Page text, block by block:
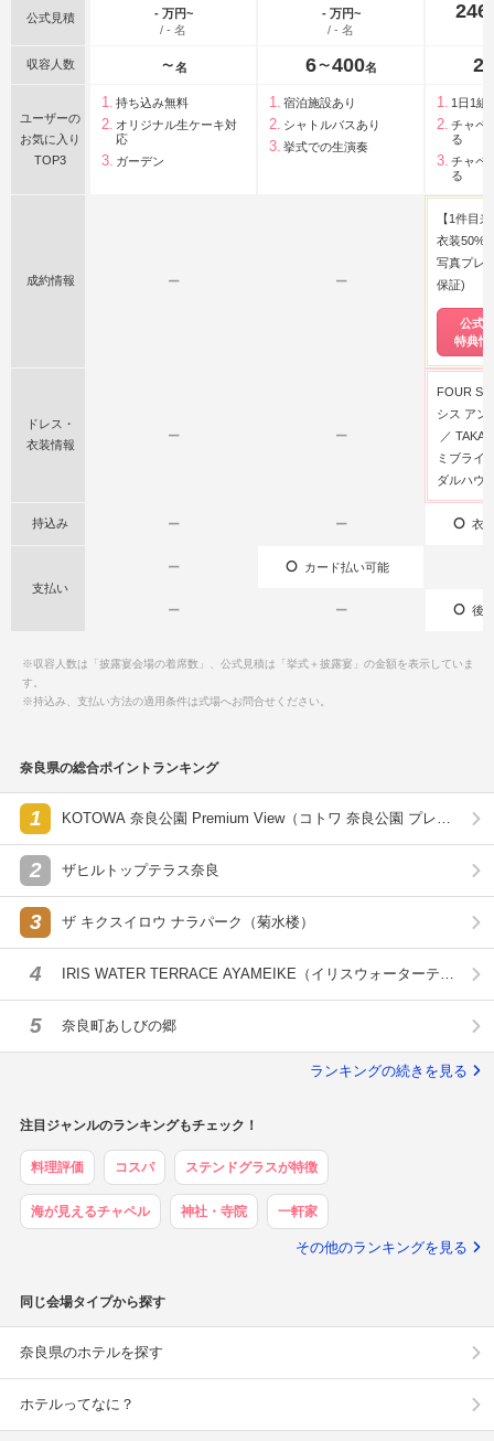
公式見積
- 万円~
/ - 名
- 万円~
/ - 名
246
収容人数 〜 名 6 〜 400名 2
ユーザーの
お気に入り
TOP3
持ち込み無料
オリジナル生ケーキ対
応
ガーデン
宿泊施設あり
シャトルバスあり
挙式での生演奏
1日1組
チャペ
る
チャペ
る
成約情報 ー ー
【1件目
衣装
写真プレ
保証)
公式
特典情
ドレス・
衣装情報
ー ー
FOUR
シス アン
ミブライ
ダルハウ
持込み ー ー 衣
支払い
ー カード払い可能
ー ー 後
※収容人数は「披露宴会場の着席数」、公式見積は「挙式＋披露宴」の金額を表示していま
す。
※持込み、支払い方法の適用条件は式場へお問合せください。
奈良県の総合ポイントランキング
1
KOTOWA 奈良公園 Premium View（コトワ 奈良公園 プレミ
2 ザヒルトップテラス奈良
3 ザ キクスイロウ ナラパーク（菊水楼）
4
IRIS WATER TERRACE AYAMEIKE（イリスウォーターテラ
5 奈良町あしびの郷
ランキングの続きを見る
注目ジャンルのランキングもチェック！
料理評価 コスパ ステンドグラスが特徴
海が見えるチャペル 神社・寺院 一軒家
その他のランキングを見る
同じ会場タイプから探す
奈良県のホテルを探す
ホテルってなに？